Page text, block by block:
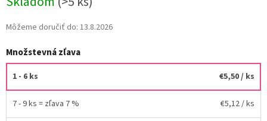
cena:
Môžeme doručiť do: 13.8.2026
Množstevná zľava
1 - 6 ks €5,50/ ks
7 - 9 ks = zľava 7 % €5,12/ ks